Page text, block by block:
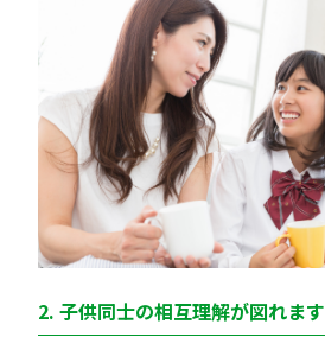
2. 子供同士の相互理解が図れます